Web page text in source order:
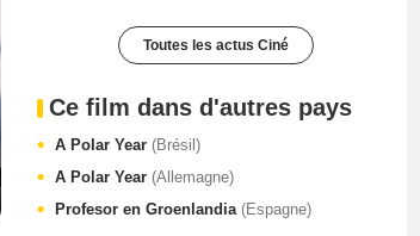
Toutes les actus Ciné
Ce film dans d'autres pays
A Polar Year (Brésil)
A Polar Year (Allemagne)
Profesor en Groenlandia (Espagne)